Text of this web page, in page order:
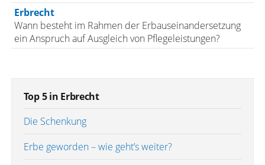
Erbrecht
Wann besteht im Rahmen der Erbauseinandersetzung
ein Anspruch auf Ausgleich von Pflegeleistungen?
Top 5 in Erbrecht
Die Schenkung
Erbe geworden – wie geht’s weiter?